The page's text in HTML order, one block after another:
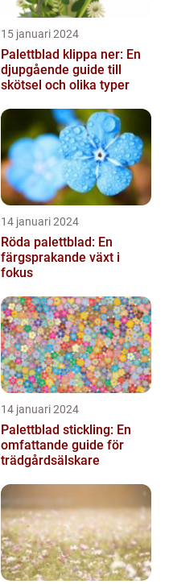
15 januari 2024
Palettblad klippa ner: En
djupgående guide till
skötsel och olika typer
14 januari 2024
Röda palettblad: En
färgsprakande växt i
fokus
14 januari 2024
Palettblad stickling: En
omfattande guide för
trädgårdsälskare